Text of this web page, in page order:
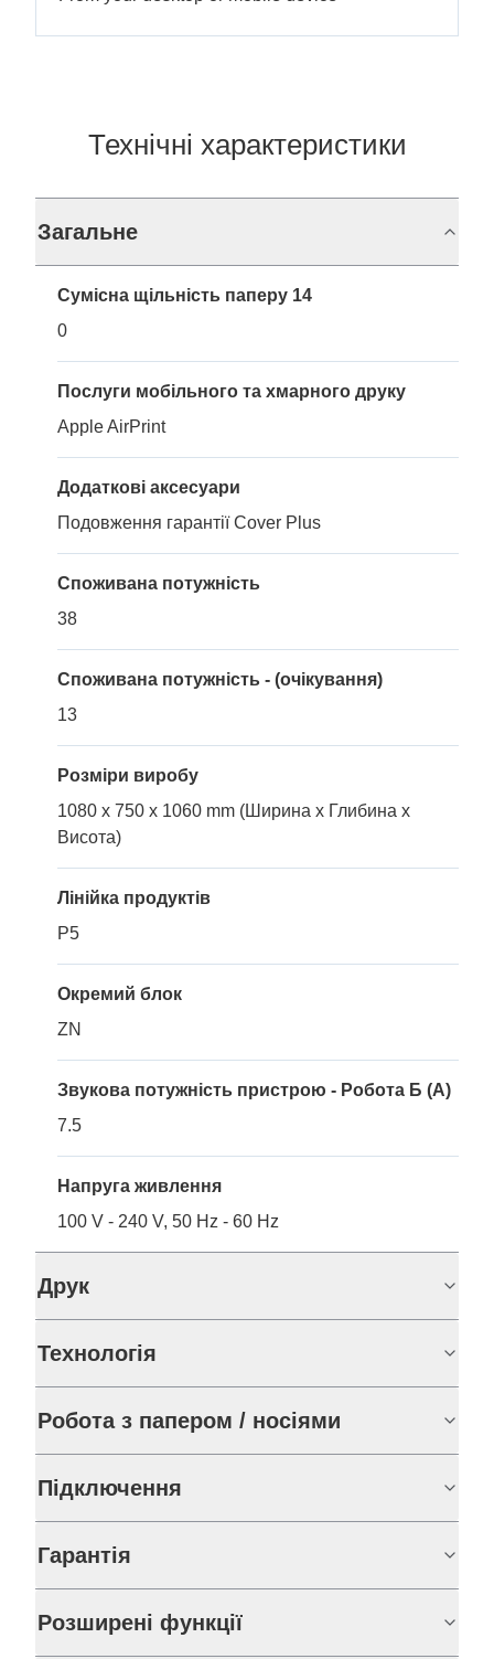
Технічні характеристики
Загальне
Сумісна щільність паперу 14
0
Послуги мобільного та хмарного друку
Apple AirPrint
Додаткові аксесуари
Подовження гарантії Cover Plus
Споживана потужність
38
Споживана потужність - (очікування)
13
Розміри виробу
1080 x 750 x 1060 mm (Ширина x Глибина x
Висота)
Лінійка продуктів
P5
Окремий блок
ZN
Звукова потужність пристрою - Робота Б (A)
7.5
Напруга живлення
100 V - 240 V, 50 Hz - 60 Hz
Друк
Технологія
Робота з папером / носіями
Підключення
Гарантія
Розширені функції